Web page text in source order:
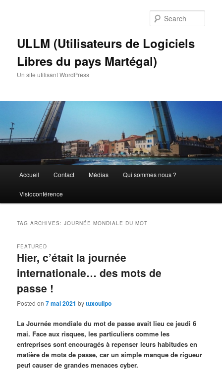
ULLM (Utilisateurs de Logiciels
Libres du pays Martégal)
Un site utilisant WordPress
Accueil Contact Médias Qui sommes nous ?
Visioconférence
TAG ARCHIVES:JOURNÉE MONDIALE DU MOT
Hier, c’était la journée
internationale… des mots de
passe !
FEATURED
Posted on7 mai 2021 bytuxoulipo
La Journée mondiale du mot de passe avait lieu ce jeudi 6
mai. Face aux risques, les particuliers comme les
entreprises sont encouragés à repenser leurs habitudes en
matière de mots de passe, car un simple manque de rigueur
peut causer de grandes menaces cyber.